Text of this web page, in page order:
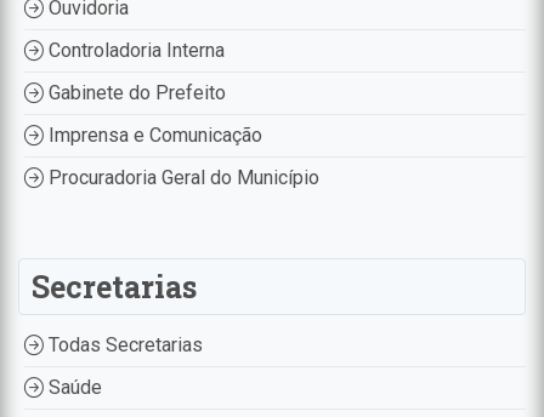
Ouvidoria
Controladoria Interna
Gabinete do Prefeito
Imprensa e Comunicação
Procuradoria Geral do Município
Secretarias
Todas Secretarias
Saúde